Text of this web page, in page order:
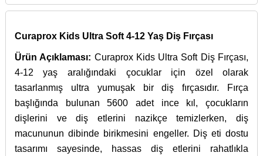
Curaprox Kids Ultra Soft 4-12 Yaş Diş Fırçası
Ürün Açıklaması: Curaprox Kids Ultra Soft Diş Fırçası,
4-12 yaş aralığındaki çocuklar için özel olarak
tasarlanmış ultra yumuşak bir diş fırçasıdır. Fırça
başlığında bulunan 5600 adet ince kıl, çocukların
dişlerini ve diş etlerini nazikçe temizlerken, diş
macununun dibinde birikmesini engeller. Diş eti dostu
tasarımı sayesinde, hassas diş etlerini rahatlıkla